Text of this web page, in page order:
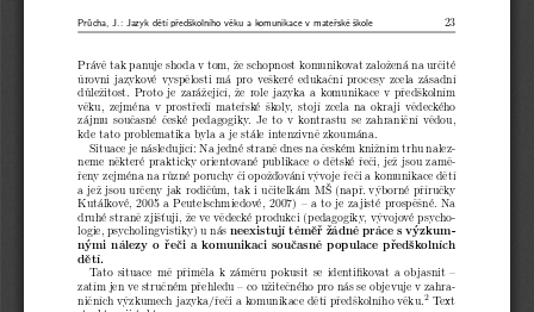
Průcha, J.: Jazyk dětí předškolního věku a komunikace v mateřské škole 23
Právě tak panuje shoda v tom, že schopnost komunikovat založená na určité
úrovni jazykové vyspělosti má pro veškeré edukační procesy zcela zásadní
důležitost. Proto je zarážející, že role jazyka a komunikace v předškolním
věku, zejména v prostředí mateřské školy, stojí zcela na okraji vědeckého
zájmu současné české pedagogiky. Je to v kontrastu se zahraniční vědou,
kde tato problematika byla a je stále intenzivně zkoumána.
Situace je následující: Na jedné straně dnes na českém knižním trhu nalez-
neme některé prakticky orientované publikace o dětské řeči, jež jsou zamě-
řeny zejména na různé poruchy či opožďování vývoje řeči a komunikace dětí
a jež jsou určeny jak rodičům, tak i učitelkám MŠ (např. výborné příručky
Kutálkové, 2005 a Peutelschmiedové, 2007) – a to je zajisté prospěšné. Na
druhé straně zjišťuji, že ve vědecké produkci (pedagogiky, vývojové psycho-
logie, psycholingvistiky) u nás neexistují téměř žádné práce s výzkum-
nými nálezy o řeči a komunikaci současné populace předškolních
dětí.
Tato situace mě přiměla k záměru pokusit se identifikovat a objasnit –
zatím jen ve stručném přehledu – co užitečného pro nás se objevuje v zahra-
ničních výzkumech jazyka/řeči a komunikace dětí předškolního věku. 2 Text